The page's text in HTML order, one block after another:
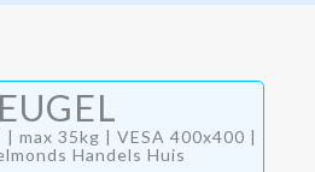
max 35kg | VESA 400x400 |
Handels Huis